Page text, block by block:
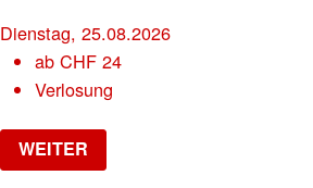
Dienstag, 25.08.2026
abCHF 24
Verlosung
WEITER